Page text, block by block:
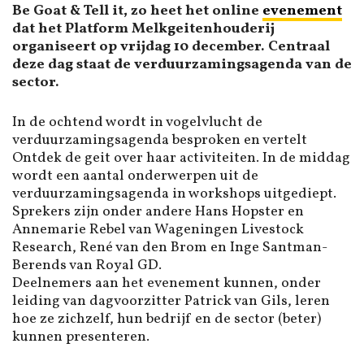
Be Goat & Tell it, zo heet het online evenement
dat het Platform Melkgeitenhouderij
organiseert op vrijdag 10 december. Centraal
deze dag staat de verduurzamingsagenda van de
sector.
In de ochtend wordt in vogelvlucht de
verduurzamingsagenda besproken en vertelt
Ontdek de geit over haar activiteiten. In de middag
wordt een aantal onderwerpen uit de
verduurzamingsagenda in workshops uitgediept.
Sprekers zijn onder andere Hans Hopster en
Annemarie Rebel van Wageningen Livestock
Research, René van den Brom en Inge Santman-
Berends van Royal GD.
Deelnemers aan het evenement kunnen, onder
leiding van dagvoorzitter Patrick van Gils, leren
hoe ze zichzelf, hun bedrijf en de sector (beter)
kunnen presenteren.